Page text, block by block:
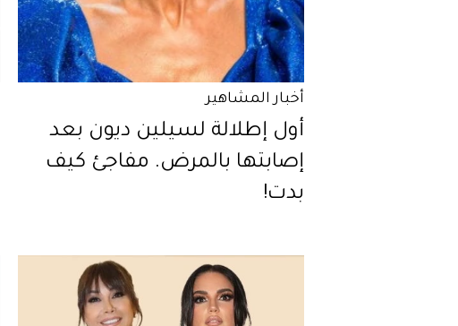
أخبار المشاهير
أول إطلالة لسيلين ديون بعد
إصابتها بالمرض. مفاجئ كيف
بدت!